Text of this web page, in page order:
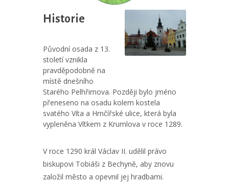
Historie
Původní osada z 13.
století vznikla
pravděpodobně na
místě dnešního
Starého Pelhřimova. Později bylo jméno
přeneseno na osadu kolem kostela
svatého Víta a Hrnčířské ulice, která byla
vypleněna Vítkem z Krumlova v roce 1289.
V roce 1290 král Václav II. udělil právo
biskupovi Tobiáši z Bechyně, aby znovu
založil město a opevnil jej hradbami.